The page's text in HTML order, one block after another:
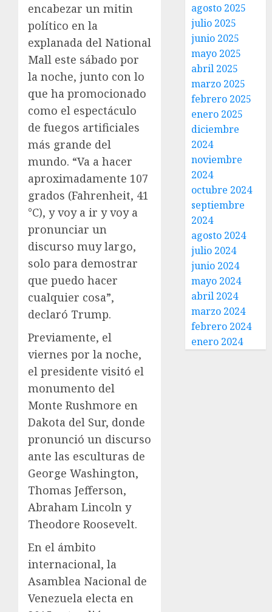
encabezar un mitin
político en la
explanada del National
Mall este sábado por
la noche, junto con lo
que ha promocionado
como el espectáculo
de fuegos artificiales
más grande del
mundo. “Va a hacer
aproximadamente 107
grados (Fahrenheit, 41
°C), y voy a ir y voy a
pronunciar un
discurso muy largo,
solo para demostrar
que puedo hacer
cualquier cosa”,
declaró Trump.
Previamente, el
viernes por la noche,
el presidente visitó el
monumento del
Monte Rushmore en
Dakota del Sur, donde
pronunció un discurso
ante las esculturas de
George Washington,
Thomas Jefferson,
Abraham Lincoln y
Theodore Roosevelt.
En el ámbito
internacional, la
Asamblea Nacional de
Venezuela electa en
agosto 2025
julio 2025
junio 2025
mayo 2025
abril 2025
marzo 2025
febrero 2025
enero 2025
diciembre
2024
noviembre
2024
octubre 2024
septiembre
2024
agosto 2024
julio 2024
junio 2024
mayo 2024
abril 2024
marzo 2024
febrero 2024
enero 2024